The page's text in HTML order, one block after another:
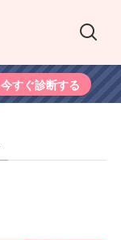
今すぐ診断する